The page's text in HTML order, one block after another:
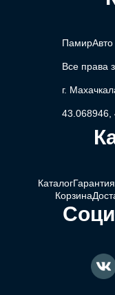
Все права
г.
43.068946,
КаталогГарантия
Корзина